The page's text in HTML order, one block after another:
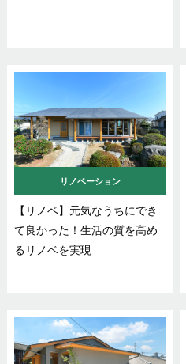
リノベーション
【リノベ】元気なうちにでき
て良かった！生活の質を高め
るリノベを実現